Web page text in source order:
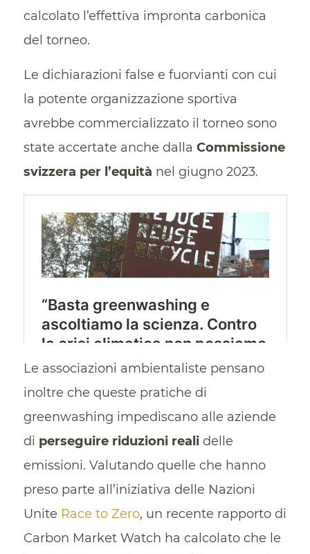
calcolato l’effettiva impronta carbonica
del torneo.
Le dichiarazioni false e fuorvianti con cui
la potente organizzazione sportiva
avrebbe commercializzato il torneo sono
state accertate anche dalla Commissione
svizzera per l’equità nel giugno 2023.
Le associazioni ambientaliste pensano
inoltre che queste pratiche di
greenwashing impediscano alle aziende
di perseguire riduzioni realidelle
emissioni. Valutando quelle che hanno
preso parte all’iniziativa delle Nazioni
Unite Race to Zero, un recente rapporto di
Carbon Market Watch ha calcolato che le